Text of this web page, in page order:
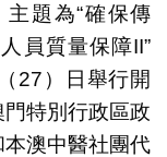
於開幕式致辭
題為“確保傳
員質量保障II”
27）日舉行開
特別行政區政
澳中醫社團代